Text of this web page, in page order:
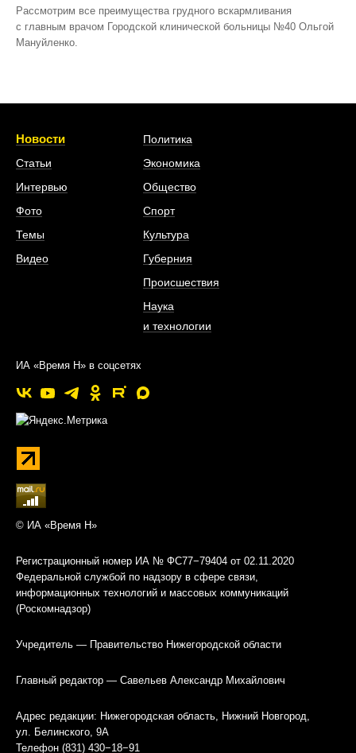
Рассмотрим все преимущества грудного вскармливания
с главным врачом Городской клинической больницы №40 Ольгой
Мануйленко.
Новости
Статьи
Интервью
Фото
Темы
Видео
Политика
Экономика
Общество
Спорт
Культура
Губерния
Происшествия
Наука
и технологии
ИА «Время Н» в соцсетях
© ИА «Время Н»
Регистрационный номер ИА № ФС77−79404 от 02.11.2020
Федеральной службой по надзору в сфере связи,
информационных технологий и массовых коммуникаций
(Роскомнадзор)
Учредитель — Правительство Нижегородской области
Главный редактор — Савельев Александр Михайлович
Адрес редакции: Нижегородская область, Нижний Новгород,
ул. Белинского, 9А
Телефон (831) 430−18−91